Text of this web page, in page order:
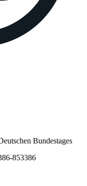
Bundestages
853386